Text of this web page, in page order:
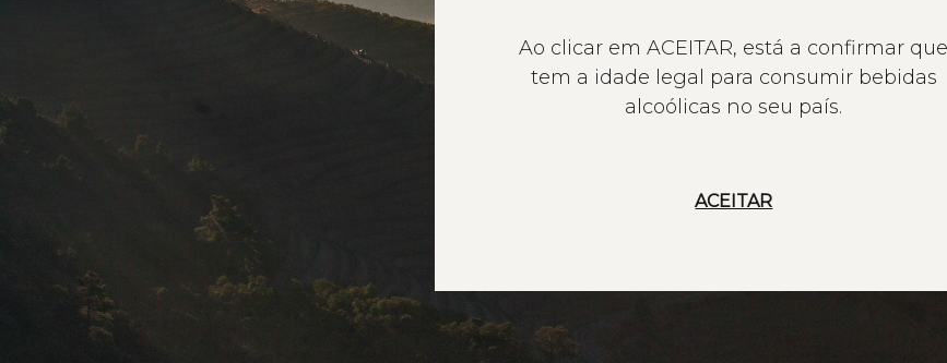
Ao clicar em ACEITAR, está a confirmar que
tem a idade legal para consumir bebidas
alcoólicas no seu país.
ACEITAR